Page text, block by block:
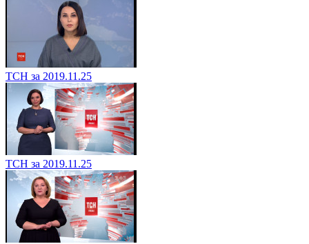
ТСН за 2019.11.25
ТСН за 2019.11.25